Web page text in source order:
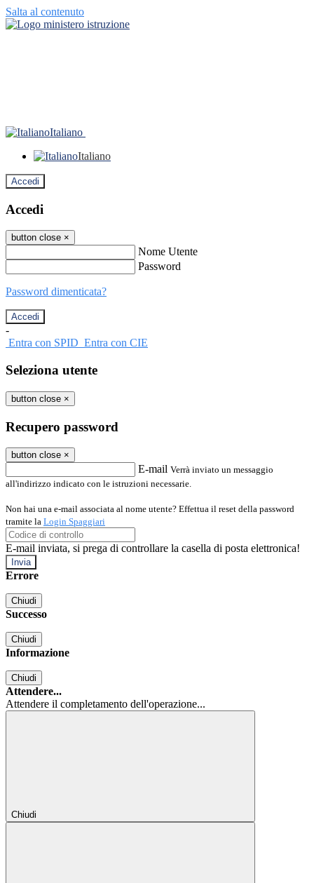
Salta al contenuto
Italiano
Italiano
Accedi
Accedi
button close ×
Nome Utente
Password
Password dimenticata?
-
Entra con SPID Entra con CIE
Seleziona utente
button close ×
Recupero password
button close ×
E-mail Verrà inviato un messaggio
all'indirizzo indicato con le istruzioni necessarie.
Non hai una e-mail associata al nome utente? Effettua il reset della password
tramite la Login Spaggiari
E-mail inviata, si prega di controllare la casella di posta elettronica!
Errore
Chiudi
Successo
Chiudi
Informazione
Chiudi
Attendere...
Attendere il completamento dell'operazione...
Chiudi